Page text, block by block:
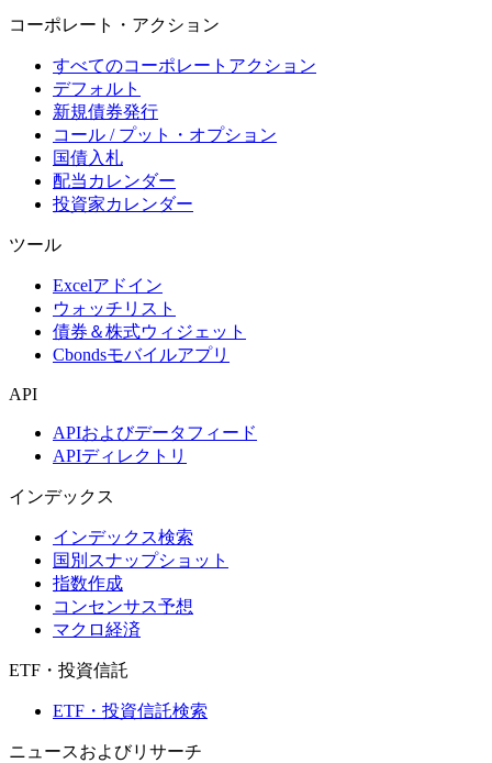
コーポレート・アクション
すべてのコーポレートアクション
デフォルト
新規債券発行
コール / プット・オプション
国債入札
配当カレンダー
投資家カレンダー
ツール
Excelアドイン
ウォッチリスト
債券＆株式ウィジェット
Cbondsモバイルアプリ
API
APIおよびデータフィード
APIディレクトリ
インデックス
インデックス検索
国別スナップショット
指数作成
コンセンサス予想
マクロ経済
ETF・投資信託
ETF・投資信託検索
ニュースおよびリサーチ